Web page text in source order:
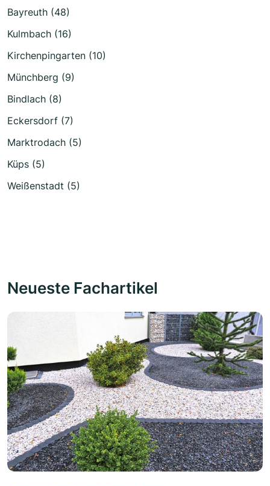
Bayreuth (48)
Kulmbach (16)
Kirchenpingarten (10)
Münchberg (9)
Bindlach (8)
Eckersdorf (7)
Marktrodach (5)
Küps (5)
Weißenstadt (5)
Neueste Fachartikel